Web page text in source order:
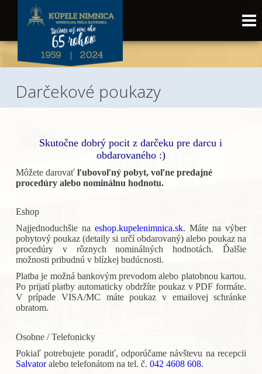
Darčekové poukazy
Skutočne dobrý pocit z darčeku pre darcu i
obdarovaného :)
Môžete darovať ľubovoľný pobyt, voľne predajné
procedúry alebo nominálnu hodnotu.
Eshop
Najjednoduchšie na eshop.kupelenimnica.sk. Máte na výber
pobytový poukaz (detaily si určí obdarovaný) alebo poukaz na
procedúry v rôznych nominálných hodnotách. Ďalšie
možnosti pribudnú v blízkej budúcnosti.
Platba je možná bankovým prevodom alebo platobnou kartou.
Po prijatí platby automaticky obdržíte poukaz v PDF formáte.
V prípade VISA/MC máte poukaz v emailovej schránke
obratom.
Osobne / Telefonicky
Pokiaľ potrebujete poradiť, odporúčame návštevu na recepcii
Salvatoralebo telefonátom na tel. č. 042 4608 608.